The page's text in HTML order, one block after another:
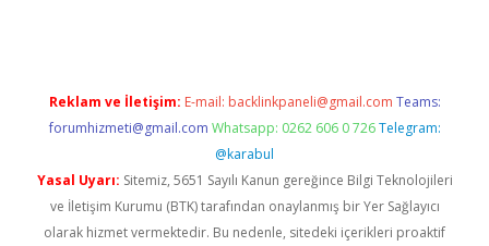
Reklam ve İletişim: E-mail: backlinkpaneli@gmail.com Teams:
forumhizmeti@gmail.com Whatsapp: 0262 606 0 726 Telegram:
@karabul
Yasal Uyarı: Sitemiz, 5651 Sayılı Kanun gereğince Bilgi Teknolojileri
ve İletişim Kurumu (BTK) tarafından onaylanmış bir Yer Sağlayıcı
olarak hizmet vermektedir. Bu nedenle, sitedeki içerikleri proaktif